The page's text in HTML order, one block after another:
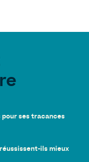
pour ses tracances
ils mieux